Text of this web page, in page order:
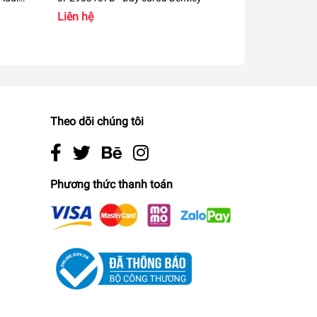
Liên hệ
Theo dõi chúng tôi
Phương thức thanh toán